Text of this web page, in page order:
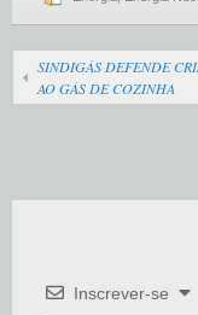
SINDIGÁS DEFENDE
AO GÁS DE COZINHA
Inscrever-se